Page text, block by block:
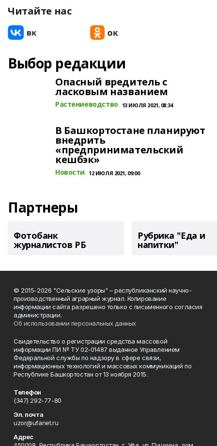
Читайте нас
Выбор редакции
Опасный вредитель с
ласковым названием
Растениеводство 13 ИЮЛЯ 2021, 08:34
В Башкортостане планируют
внедрить
«предпринимательский
кешбэк»
Новости 12 ИЮЛЯ 2021, 09:00
Партнеры
Фотобанк
журналистов РБ
Рубрика "Еда и
напитки"
© 2015-2026 "Сельские узоры" – республиканский научно-
производственный аграрный журнал. Копирование
информации сайта разрешено только с письменного согласия
администрации.
Об использовании персональных данных
Свидетельство о регистрации средства массовой
информации ПИ № ТУ 02-01487 выданное Управлением
Федеральной службы по надзору в сфере связи,
информационных технологий и массовых коммуникаций по
Республике Башкортостан от 13 ноября 2015.
Телефон
(347) 292-77-80
Эл. почта
uzor@ufanet.ru
Адрес